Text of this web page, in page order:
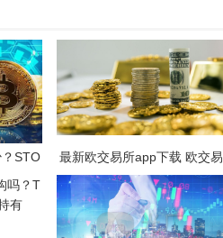
STO
最新欧交易所app下载 欧交易
平台v6.17.0最新版